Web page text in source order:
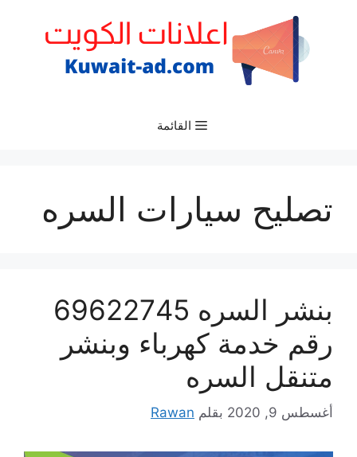
القائمة
تصليح سيارات السره
بنشر السره 69622745
رقم خدمة كهرباء وبنشر
متنقل السره
أغسطس 9, 2020 بقلم Rawan